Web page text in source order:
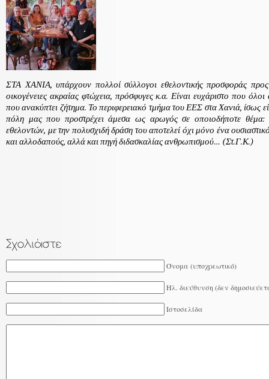
ΣΤΑ ΧΑΝΙΑ, υπάρχουν πολλοί σύλλογοι εθελοντικής προσφοράς
οικογένειες ακραίας φτώχεια, πρόσφυγες κ.α. Είναι ευχάριστο που
που ανακύπτει ζήτημα. Το περιφερειακό τμήμα του ΕΕΣ στα Χανιά, ίσως
πόλη μας που προστρέχει άμεσα ως αρωγός σε οποιοδήποτε
εθελοντών, με την πολυσχιδή δράση του αποτελεί όχι μόνο ένα
και αλλοδαπούς, αλλά και πηγή διδασκαλίας ανθρωπισμού… (Στ.Γ.Κ.)
Όνομα (υποχρεωτικό)
Ηλ. διεύθυνση (δεν
Ιστοσελίδα